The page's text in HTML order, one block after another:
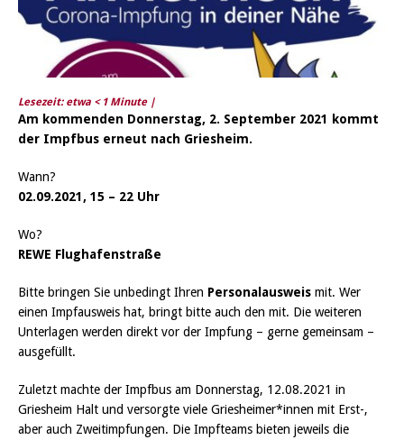
Lesezeit: etwa < 1 Minute |
Am kommenden Donnerstag, 2. September 2021 kommt
der Impfbus erneut nach Griesheim.
Wann?
02.09.2021, 15 – 22 Uhr
Wo?
REWE Flughafenstraße
Bitte bringen Sie unbedingt Ihren Personal­ausweis mit. Wer
einen Impfausweis hat, bringt bitte auch den mit. Die weiteren
Unterlagen werden direkt vor der Impfung – gerne gemeinsam –
ausgefüllt.
Zuletzt machte der Impfbus am Donnerstag, 12.08.2021 in
Griesheim Halt und versorgte viele Griesheimer*innen mit Erst-,
aber auch Zweitimpfungen. Die Impfteams bieten jeweils die